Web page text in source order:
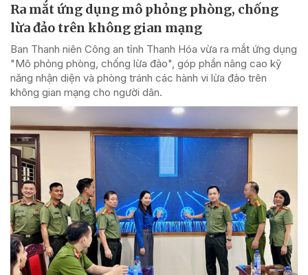
Ra mắt ứng dụng mô phỏng phòng, chống
lừa đảo trên không gian mạng
Ban Thanh niên Công an tỉnh Thanh Hóa vừa ra mắt ứng dụng
"Mô phỏng phòng, chống lừa đảo", góp phần nâng cao kỹ
năng nhận diện và phòng tránh các hành vi lừa đảo trên
không gian mạng cho người dân.